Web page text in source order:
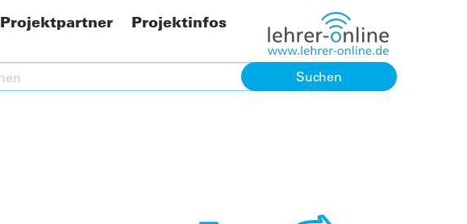
Projektpartner Projektinfos
Kooperationspartner